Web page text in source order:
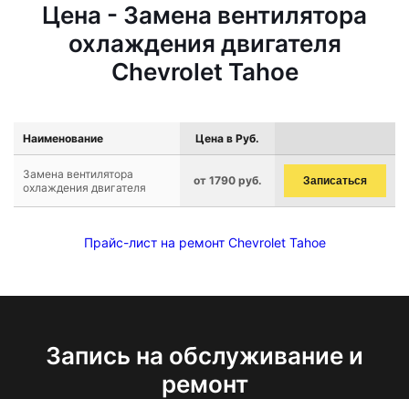
Цена - Замена вентилятора
охлаждения двигателя
Chevrolet Tahoe
Наименование Цена в Руб.
Замена вентилятора
охлаждения двигателя
от 1790 руб. Записаться
Прайс-лист на ремонт Chevrolet Tahoe
Запись на обслуживание и
ремонт